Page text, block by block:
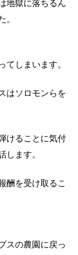
地獄に落ちるん
。
てしまいます。
はソロモンらを
けることに気付
します。
酬を受け取るこ
スの農園に戻っ